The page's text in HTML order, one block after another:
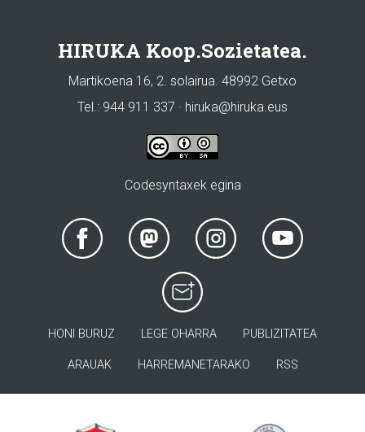
HIRUKA Koop.Sozietatea.
Martikoena 16, 2. solairua. 48992 Getxo
Tel.: 944 911 337 · hiruka@hiruka.eus
Codesyntaxek egina
HONI BURUZ LEGE OHARRA PUBLIZITATEA
ARAUAK HARREMANETARAKO RSS